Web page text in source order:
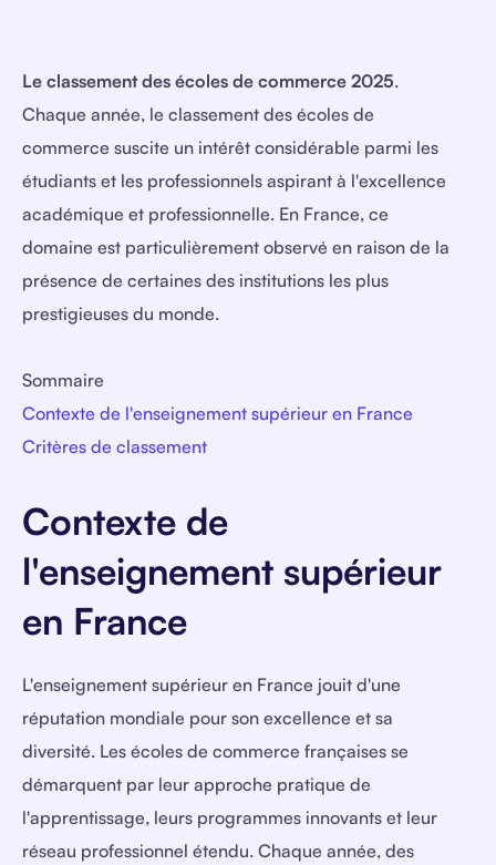
Le classement des écoles de commerce 2025.
Chaque année, le classement des écoles de
commerce suscite un intérêt considérable parmi les
étudiants et les professionnels aspirant à l'excellence
académique et professionnelle. En France, ce
domaine est particulièrement observé en raison de la
présence de certaines des institutions les plus
prestigieuses du monde.
Sommaire
Contexte de l'enseignement supérieur en France
Critères de classement
Contexte de
l'enseignement supérieur
en France
L'enseignement supérieur en France jouit d'une
réputation mondiale pour son excellence et sa
diversité. Les écoles de commerce françaises se
démarquent par leur approche pratique de
l'apprentissage, leurs programmes innovants et leur
réseau professionnel étendu. Chaque année, des